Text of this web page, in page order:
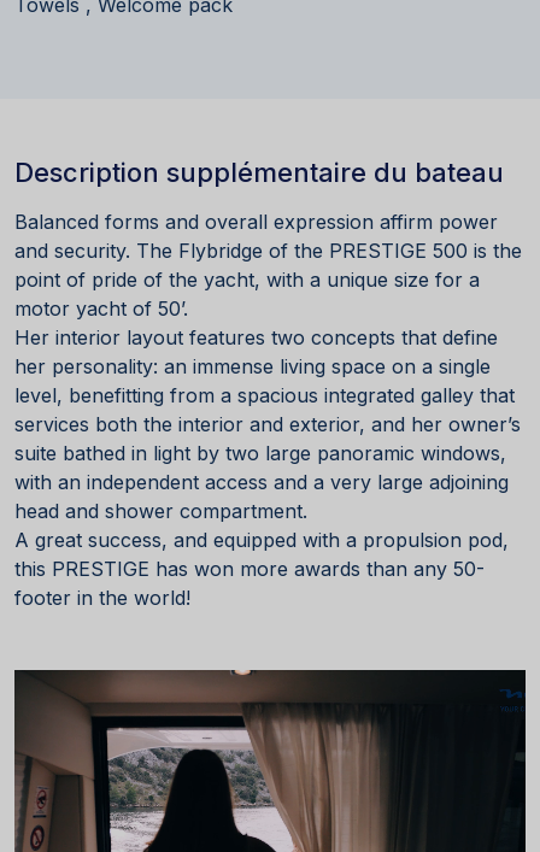
Description supplémentaire du bateau
Balanced forms and overall expression affirm power
and security. The Flybridge of the PRESTIGE 500 is the
point of pride of the yacht, with a unique size for a
motor yacht of 50’.
Her interior layout features two concepts that define
her personality: an immense living space on a single
level, benefitting from a spacious integrated galley that
services both the interior and exterior, and her owner’s
suite bathed in light by two large panoramic windows,
with an independent access and a very large adjoining
head and shower compartment.
A great success, and equipped with a propulsion pod,
this PRESTIGE has won more awards than any 50-
footer in the world!